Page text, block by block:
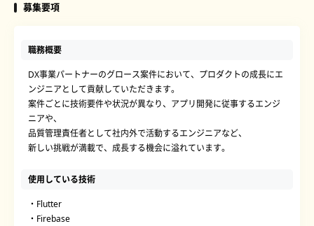
募集要項
職務概要
DX事業パートナーのグロース案件において、プロダクトの成長にエ
ンジニアとして貢献していただきます。
案件ごとに技術要件や状況が異なり、アプリ開発に従事するエンジ
ニアや、
品質管理責任者として社内外で活動するエンジニアなど、
新しい挑戦が満載で、成長する機会に溢れています。
使用している技術
・Flutter
・Firebase